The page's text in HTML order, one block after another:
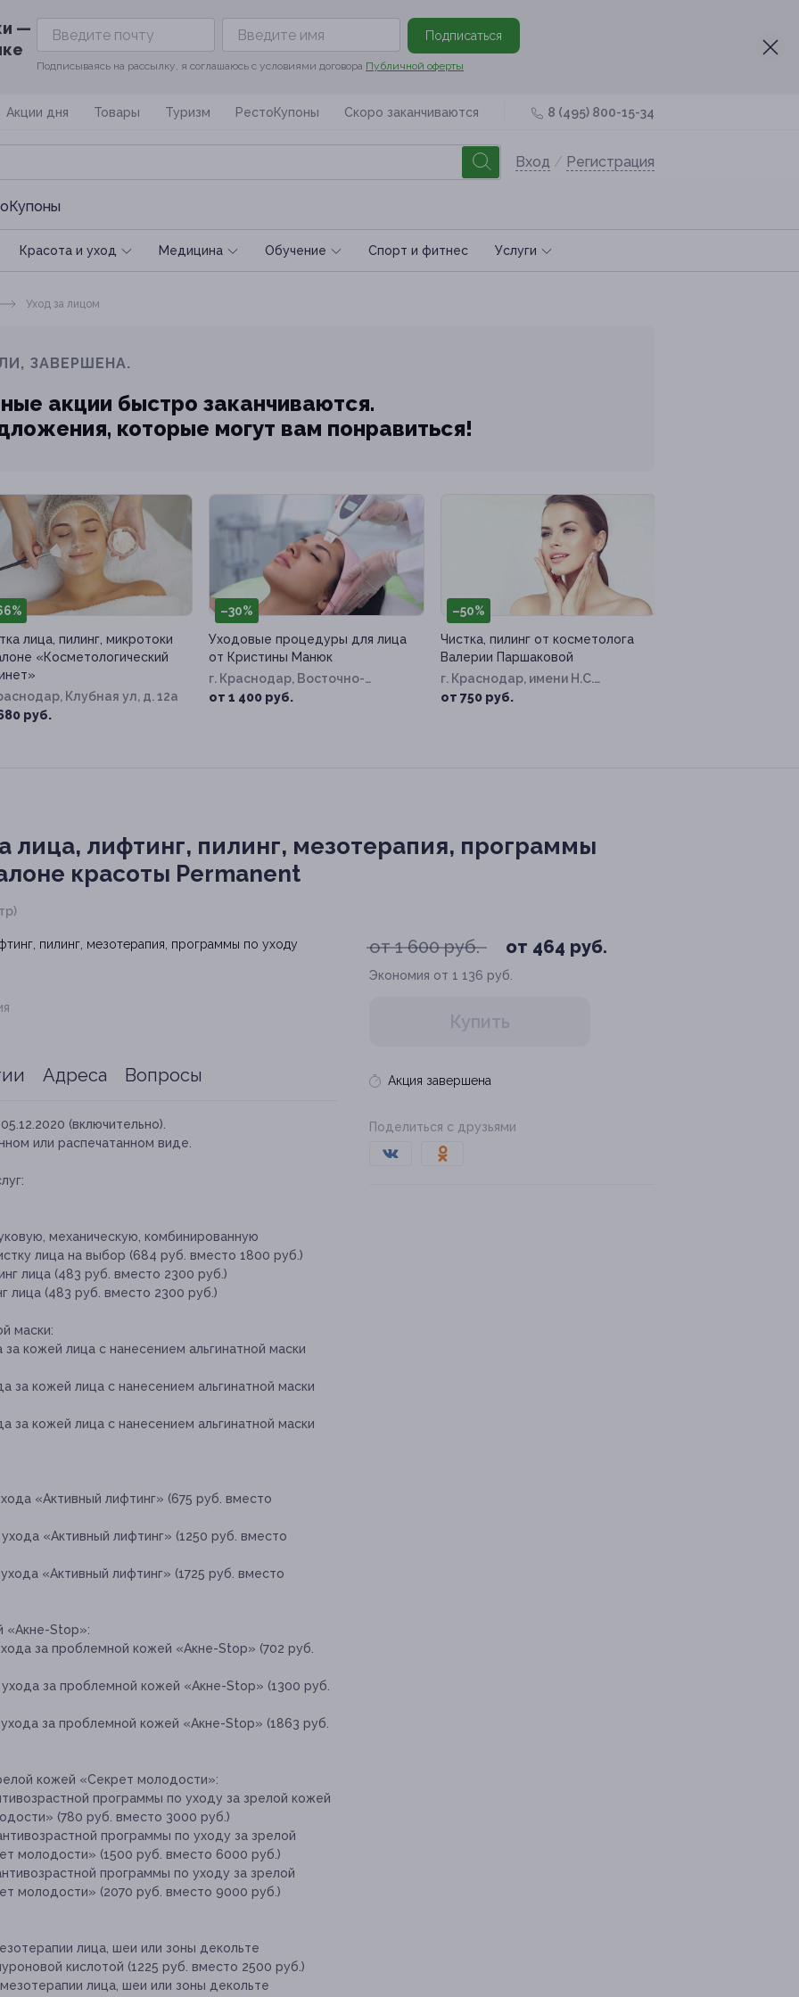
—
Подписаться
Подписываясь на рассылку, я соглашаюсь с условиями договора Публичной оферты
Акции дня Товары Туризм РестоКупоны Скоро заканчиваются 8 (495) 800-15-34
Вход / Регистрация
Красота и уход Медицина Обучение Спoрт и фитнес Услуги
Уход за лицом
ЗАВЕРШЕНА.
акции быстро заканчиваются.
которые могут вам понравиться!
лица, пилинг, микротоки
«Косметологический
Клубная ул, д. 12а
руб.
–30%
Уходовые процедуры для лица
от Кристины Манюк
г. Краснодар, Восточно-
Кругликовская ул, д. 42/3, к. 1
от 1 400 руб.
–50%
Чистка, пилинг от косметолога
Валерии Паршаковой
г. Краснодар, имени Н.С.
Котлярова ул, д. 8
от 750 руб.
лица, лифтинг, пилинг, мезотерапия, программы
красоты Permanent
от 1 600 руб. от 464 руб.
Экономия от 1 136 руб.
Купить
Акция завершена
Поделиться с друзьями
Адреса Вопросы
(включительно).
или распечатанном виде.
механическую, комбинированную
лица на выбор (684 руб. вместо 1800 руб.)
лица (483 руб. вместо 2300 руб.)
лица (483 руб. вместо 2300 руб.)
маски:
кожей лица с нанесением альгинатной маски
за кожей лица с нанесением альгинатной маски
за кожей лица с нанесением альгинатной маски
«Активный лифтинг» (675 руб. вместо
«Активный лифтинг» (1250 руб. вместо
«Активный лифтинг» (1725 руб. вместо
«Акне-Stop»:
за проблемной кожей «Акне-Stop» (702 руб.
за проблемной кожей «Акне-Stop» (1300 руб.
за проблемной кожей «Акне-Stop» (1863 руб.
кожей «Секрет молодости»:
программы по уходу за зрелой кожей
(780 руб. вместо 3000 руб.)
программы по уходу за зрелой
молодости» (1500 руб. вместо 6000 руб.)
программы по уходу за зрелой
молодости» (2070 руб. вместо 9000 руб.)
лица, шеи или зоны декольте
кислотой (1225 руб. вместо 2500 руб.)
лица, шеи или зоны декольте